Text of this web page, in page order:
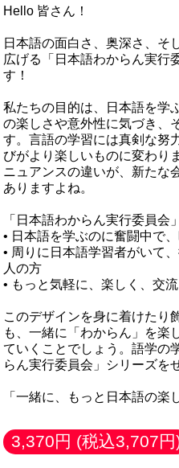
Hello 皆さん！
日本語の面白さ、奥深さ、そ
広げる「日本語わからん実行
す！
私たちの目的は、日本語を学
の楽しさや意外性に気づき、
す。言語の学習には真剣な努
びがより楽しいものに変わり
ニュアンスの違いが、新たな
ありますよね。
「日本語わからん実行委員会
• 日本語を学ぶのに奮闘中で
• 周りに日本語学習者がいて
人の方
• もっと気軽に、楽しく、交
このデザインを身に着けたり
も、一緒に「わからん」を楽
ていくことでしょう。語学の
らん実行委員会」シリーズを
「一緒に、もっと日本語の楽
3,370円 (税込3,707円